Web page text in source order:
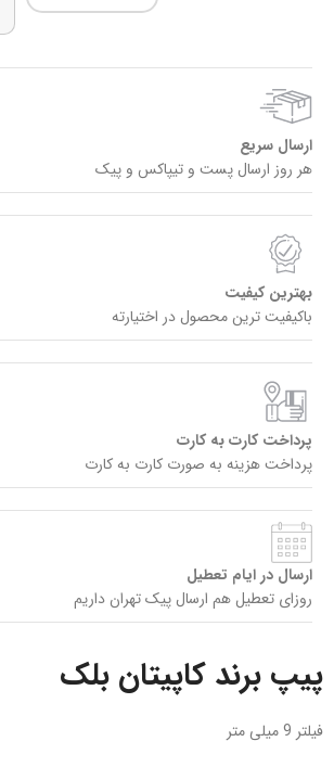
ارسال سریع
هر روز ارسال پست و تیپاکس و پیک
بهترین کیفیت
باکیفیت ترین محصول در اختیارته
پرداخت کارت به کارت
پرداخت هزینه به صورت کارت به کارت
ارسال در ایام تعطیل
روزای تعطیل هم ارسال پیک تهران داریم
پیپ برند کاپیتان بلک
فیلتر 9 میلی متر